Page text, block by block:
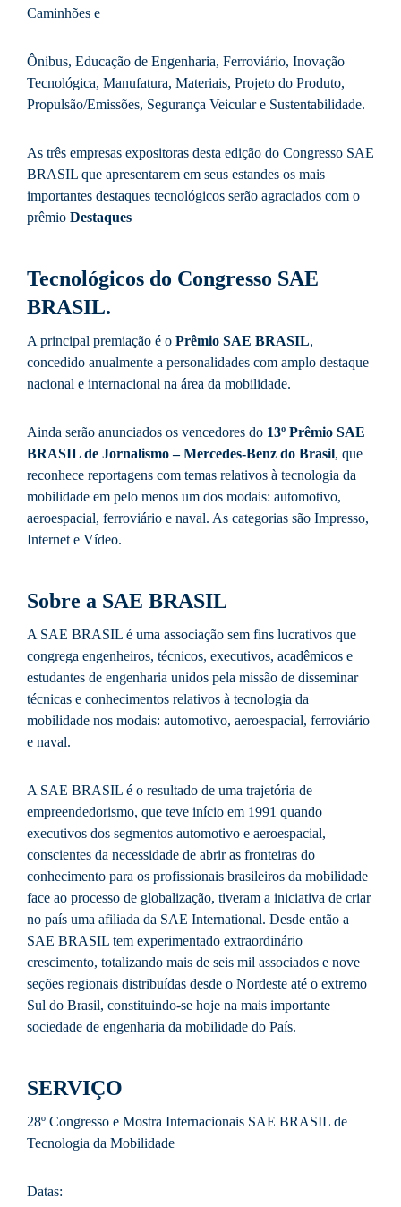
Caminhões e
Ônibus, Educação de Engenharia, Ferroviário, Inovação
Tecnológica, Manufatura, Materiais, Projeto do Produto,
Propulsão/Emissões, Segurança Veicular e Sustentabilidade.
As três empresas expositoras desta edição do Congresso SAE
BRASIL que apresentarem em seus estandes os mais
importantes destaques tecnológicos serão agraciados com o
prêmio Destaques
Tecnológicos do Congresso SAE
BRASIL.
A principal premiação é o Prêmio SAE BRASIL,
concedido anualmente a personalidades com amplo destaque
nacional e internacional na área da mobilidade.
Ainda serão anunciados os vencedores do 13º Prêmio SAE
BRASIL de Jornalismo – Mercedes-Benz do Brasil, que
reconhece reportagens com temas relativos à tecnologia da
mobilidade em pelo menos um dos modais: automotivo,
aeroespacial, ferroviário e naval. As categorias são Impresso,
Internet e Vídeo.
Sobre a SAE BRASIL
A SAE BRASIL é uma associação sem fins lucrativos que
congrega engenheiros, técnicos, executivos, acadêmicos e
estudantes de engenharia unidos pela missão de disseminar
técnicas e conhecimentos relativos à tecnologia da
mobilidade nos modais: automotivo, aeroespacial, ferroviário
e naval.
A SAE BRASIL é o resultado de uma trajetória de
empreendedorismo, que teve início em 1991 quando
executivos dos segmentos automotivo e aeroespacial,
conscientes da necessidade de abrir as fronteiras do
conhecimento para os profissionais brasileiros da mobilidade
face ao processo de globalização, tiveram a iniciativa de criar
no país uma afiliada da SAE International. Desde então a
SAE BRASIL tem experimentado extraordinário
crescimento, totalizando mais de seis mil associados e nove
seções regionais distribuídas desde o Nordeste até o extremo
Sul do Brasil, constituindo-se hoje na mais importante
sociedade de engenharia da mobilidade do País.
SERVIÇO
28º Congresso e Mostra Internacionais SAE BRASIL de
Tecnologia da Mobilidade
Datas: